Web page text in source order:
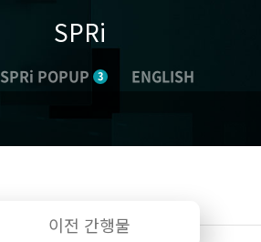
SPRi
SPRi POPUP 3 ENGLISH
이전 간행물